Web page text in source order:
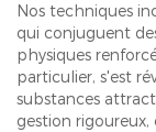
Nos techniques
qui conjuguent
physiques
particulier, s'est
substances
gestion